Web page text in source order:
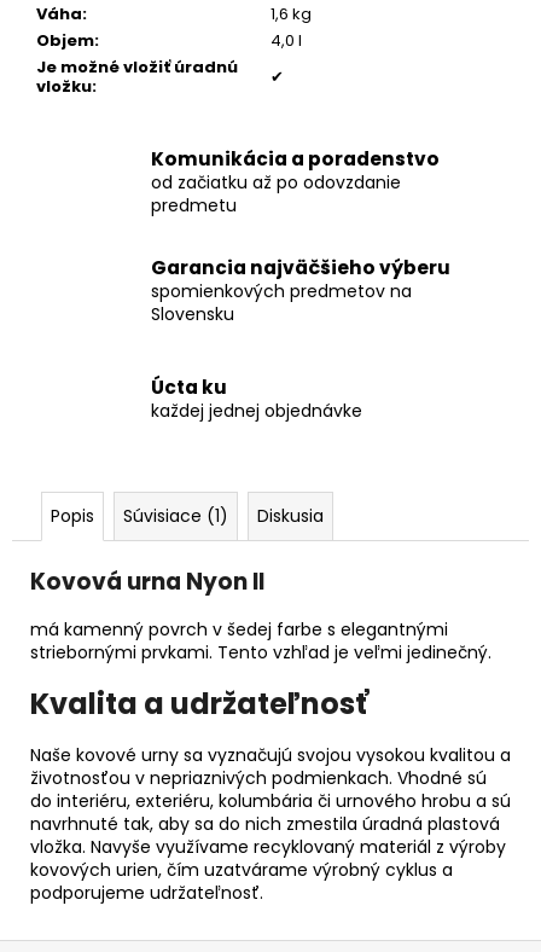
Váha:
1,6 kg
Objem:
4,0 l
Je možné vložiť úradnú
vložku: ✔
Komunikácia a poradenstvo
od začiatku až po odovzdanie
predmetu
Garancia najväčšieho výberu
spomienkových predmetov na
Slovensku
Úcta ku
každej jednej objednávke
Popis Súvisiace (1) Diskusia
Kovová urna Nyon II
má kamenný povrch v šedej farbe s elegantnými
striebornými prvkami. Tento vzhľad je veľmi jedinečný.
Kvalita a udržateľnosť
Naše kovové urny sa vyznačujú svojou vysokou kvalitou a
životnosťou v nepriaznivých podmienkach. Vhodné sú
do interiéru, exteriéru, kolumbária či urnového hrobu a sú
navrhnuté tak, aby sa do nich zmestila úradná plastová
vložka. Navyše využívame recyklovaný materiál z výroby
kovových urien, čím uzatvárame výrobný cyklus a
podporujeme udržateľnosť.
PÁNSKY
TOMMY
ŠNÚROVÝ
NÁRAMOK